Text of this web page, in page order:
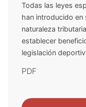
Todas las leyes
han introducido
naturaleza
establecer
legislación
PDF